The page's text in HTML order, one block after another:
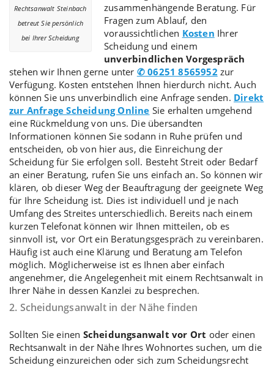
Rechtsanwalt Steinbach
betreut Sie persönlich
bei Ihrer Scheidung
zusammenhängende Beratung. Für
Fragen zum Ablauf, den
voraussichtlichen Kosten Ihrer
Scheidung und einem
unverbindlichen Vorgespräch
stehen wir Ihnen gerne unter ✆ 06251 8565952 zur
Verfügung. Kosten entstehen Ihnen hierdurch nicht. Auch
können Sie uns unverbindlich eine Anfrage senden. Direkt
zur Anfrage Scheidung Online Sie erhalten umgehend
eine Rückmeldung von uns. Die übersandten
Informationen können Sie sodann in Ruhe prüfen und
entscheiden, ob von hier aus, die Einreichung der
Scheidung für Sie erfolgen soll. Besteht Streit oder Bedarf
an einer Beratung, rufen Sie uns einfach an. So können wir
klären, ob dieser Weg der Beauftragung der geeignete Weg
für Ihre Scheidung ist. Dies ist individuell und je nach
Umfang des Streites unterschiedlich. Bereits nach einem
kurzen Telefonat können wir Ihnen mitteilen, ob es
sinnvoll ist, vor Ort ein Beratungsgespräch zu vereinbaren.
Häufig ist auch eine Klärung und Beratung am Telefon
möglich. Möglicherweise ist es Ihnen aber einfach
angenehmer, die Angelegenheit mit einem Rechtsanwalt in
Ihrer Nähe in dessen Kanzlei zu besprechen.
2. Scheidungsanwalt in der Nähe finden
Sollten Sie einen Scheidungsanwalt vor Ort oder einen
Rechtsanwalt in der Nähe Ihres Wohnortes suchen, um die
Scheidung einzureichen oder sich zum Scheidungsrecht